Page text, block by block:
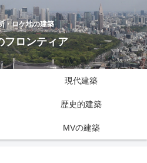
・ロケ地の建築
フロンティア
現代建築
歴史的建築
MVの建築